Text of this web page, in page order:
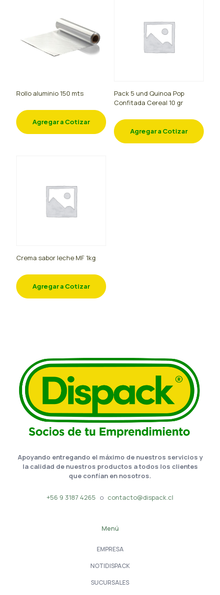
Rollo aluminio 150 mts
Agregar a Cotizar
Pack 5 und Quinoa Pop
Confitada Cereal 10 gr
Agregar a Cotizar
Crema sabor leche MF 1kg
Agregar a Cotizar
Apoyando entregando el máximo de nuestros servicios y
la calidad de nuestros productos a todos los clientes
que confían en nosotros.
+56 9 3187 4265 o contacto@dispack.cl
Menú
EMPRESA
NOTIDISPACK
SUCURSALES